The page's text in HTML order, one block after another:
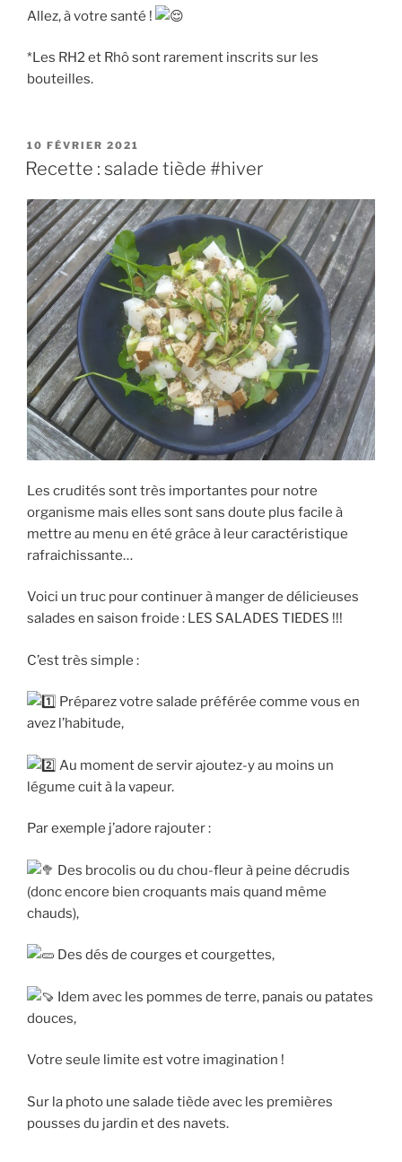
Allez, à votre santé !
*Les RH2 et Rhô sont rarement inscrits sur les
bouteilles.
PUBLIÉ
LE
10 FÉVRIER 2021
Recette : salade tiède #hiver
Les crudités sont très importantes pour notre
organisme mais elles sont sans doute plus facile à
mettre au menu en été grâce à leur caractéristique
rafraichissante…
Voici un truc pour continuer à manger de délicieuses
salades en saison froide : LES SALADES TIEDES !!!
C’est très simple :
Préparez votre salade préférée comme vous en
avez l’habitude,
Au moment de servir ajoutez-y au moins un
légume cuit à la vapeur.
Par exemple j’adore rajouter :
Des brocolis ou du chou-fleur à peine décrudis
(donc encore bien croquants mais quand même
chauds),
Des dés de courges et courgettes,
Idem avec les pommes de terre, panais ou patates
douces,
Votre seule limite est votre imagination !
Sur la photo une salade tiède avec les premières
pousses du jardin et des navets.